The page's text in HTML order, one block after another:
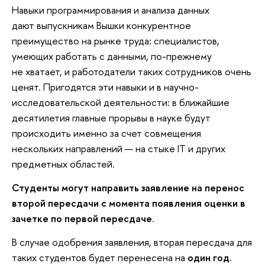
Навыки программирования и анализа данных
дают выпускникам Вышки конкурентное
преимущество на рынке труда: специалистов,
умеющих работать с данными, по-прежнему
не хватает, и работодатели таких сотрудников очень
ценят. Пригодятся эти навыки и в научно-
исследовательской деятельности: в ближайшие
десятилетия главные прорывы в науке будут
происходить именно за счет совмещения
нескольких направлений — на стыке IT и других
предметных областей.
Студенты могут направить заявление на перенос
второй пересдачи с момента появления оценки в
зачетке по первой пересдаче.
В случае одобрения заявления, вторая пересдача для
таких студентов будет перенесена на один год.